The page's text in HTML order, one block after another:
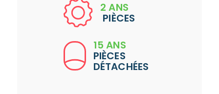
2 ANS
PIÈCES
15 ANS
PIÈCES
DÉTACHÉES